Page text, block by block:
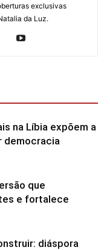
exclusivas
da Luz.
na Líbia expõem a
democracia
que
e fortalece
diáspora